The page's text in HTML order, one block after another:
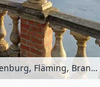
Schlossteich im Schlosspark Wiesenburg, Fläming, Brandenburg, Deutschland